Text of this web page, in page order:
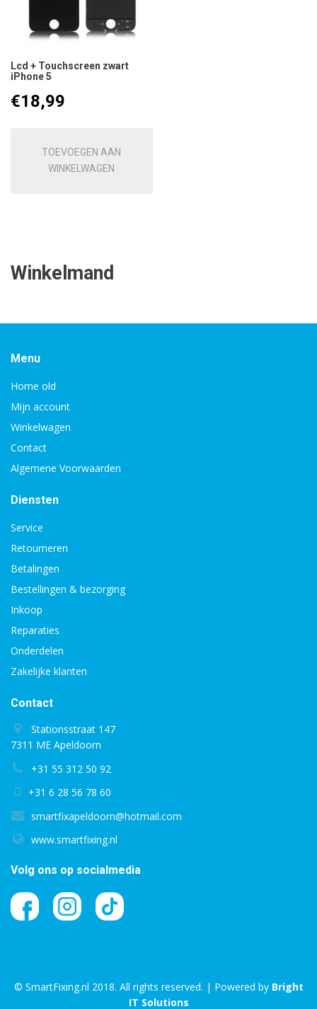
Lcd + Touchscreen zwart
iPhone 5
€18,99
TOEVOEGEN AAN
WINKELWAGEN
Winkelmand
Menu
Home old
Mijn account
Winkelwagen
Contact
Algemene Voorwaarden
Diensten
Service
Retourneren
Betalingen
Bestellingen & bezorging
Inkoop
Reparaties
Onderdelen
Zakelijke klanten
Contact
Stationsstraat 147
7311 ME Apeldoorn
+31 55 312 50 92
+31 6 28 56 78 60
smartfixapeldoorn@hotmail.com
www.smartfixing.nl
Volg ons op socialmedia
© SmartFixing.nl 2018. All rights reserved. | Powered by Bright
IT Solutions